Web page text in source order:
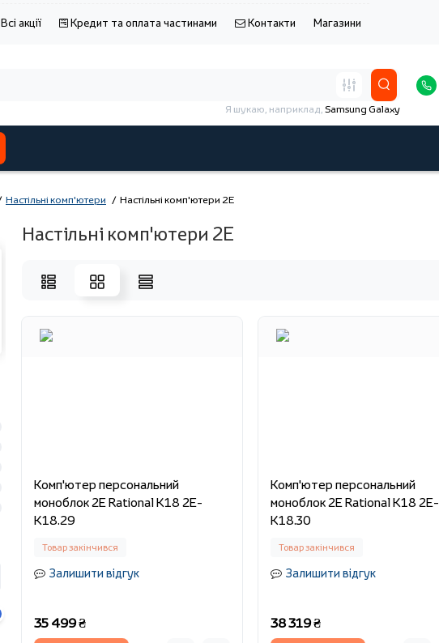
Всі акції Кредит та оплата частинами Контакти Магазини
Я шукаю, наприклад,Samsung Galaxy
Настільні комп'ютери Настільні комп'ютери 2E
Настільні комп'ютери 2E
Комп'ютер персональний
моноблок 2E Rational K18 2E-
K18.29
Товар закінчився
Залишити відгук
35 499 ₴
Комп'ютер персональний
моноблок 2E Rational K18 2E-
K18.30
Товар закінчився
Залишити відгук
38 319 ₴